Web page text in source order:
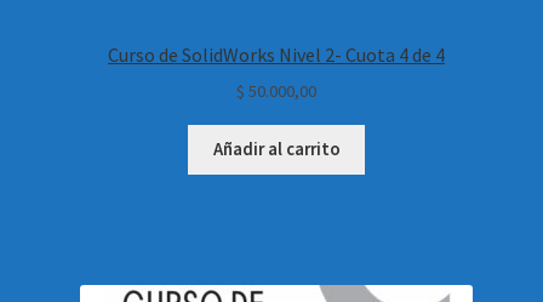
Curso de SolidWorks Nivel 2- Cuota 4 de 4
$ 50.000,00
Añadir al carrito